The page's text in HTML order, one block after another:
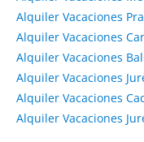
Alquiler Vacaciones
Alquiler Vacaciones
Alquiler Vacaciones
Alquiler Vacaciones
Alquiler Vacaciones
Alquiler Vacaciones